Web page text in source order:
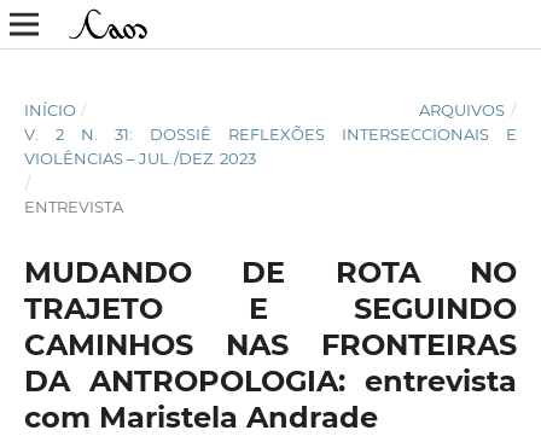
INÍCIO / ARQUIVOS /
V. 2 N. 31: DOSSIÊ REFLEXÕES INTERSECCIONAIS E
VIOLÊNCIAS – JUL./DEZ. 2023
/
ENTREVISTA
MUDANDO DE ROTA NO
TRAJETO E SEGUINDO
CAMINHOS NAS FRONTEIRAS
DA ANTROPOLOGIA: entrevista
com Maristela Andrade